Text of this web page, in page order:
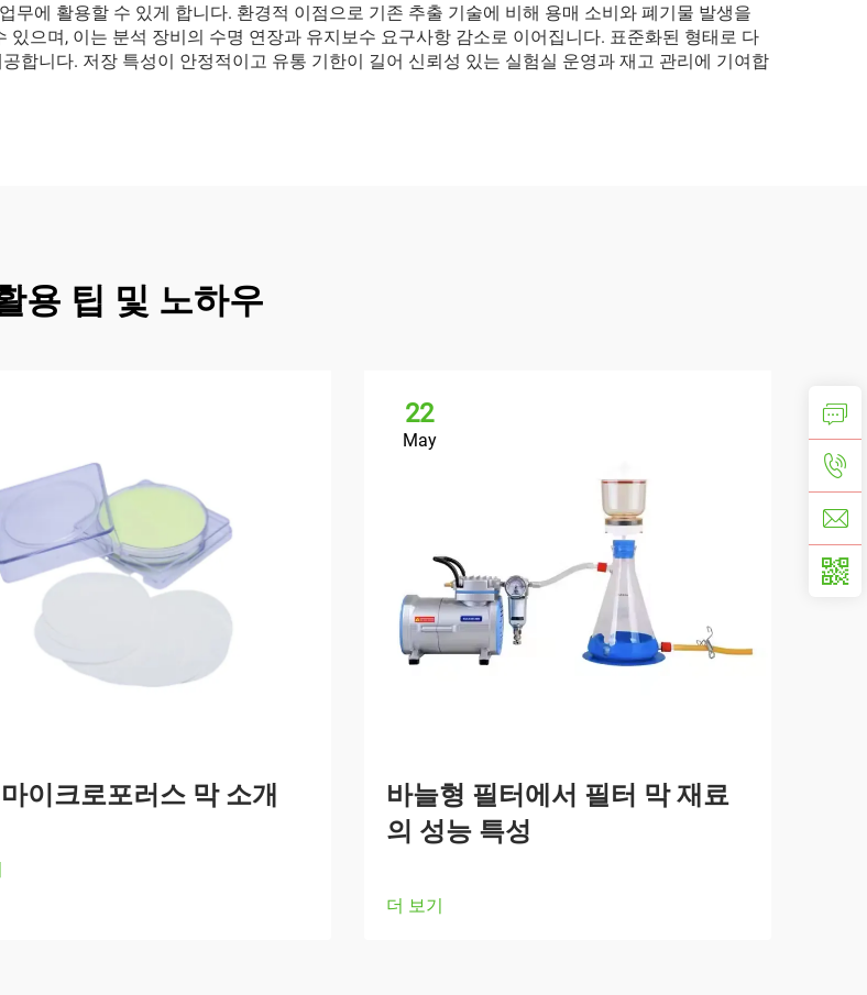
에 활용할 수 있게 합니다. 환경적 이점으로 기존 추출 기술에 비해 용매 소비와 폐기물 발생을
으며, 이는 분석 장비의 수명 연장과 유지보수 요구사항 감소로 이어집니다. 표준화된 형태로 다
합니다. 저장 특성이 안정적이고 유통 기한이 길어 신뢰성 있는 실험실 운영과 재고 관리에 기여합
용 팁 및 노하우
이크로포러스 막 소개
22
May
바늘형 필터에서 필터 막 재료
의 성능 특성
더 보기